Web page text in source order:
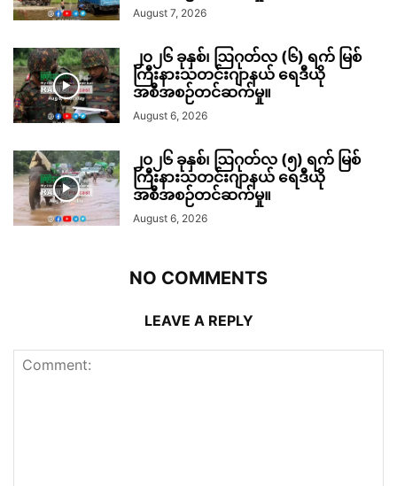
August 7, 2026
၂၀၂၆ ခုနှစ်၊ ဩဂုတ်လ (၆) ရက် မြစ်
ကြီးနားသတင်းဂျာနယ် ရေဒီယို
အစီအစဉ်တင်ဆက်မှု။
August 6, 2026
၂၀၂၆ ခုနှစ်၊ ဩဂုတ်လ (၅) ရက် မြစ်
ကြီးနားသတင်းဂျာနယ် ရေဒီယို
အစီအစဉ်တင်ဆက်မှု။
August 6, 2026
NO COMMENTS
LEAVE A REPLY